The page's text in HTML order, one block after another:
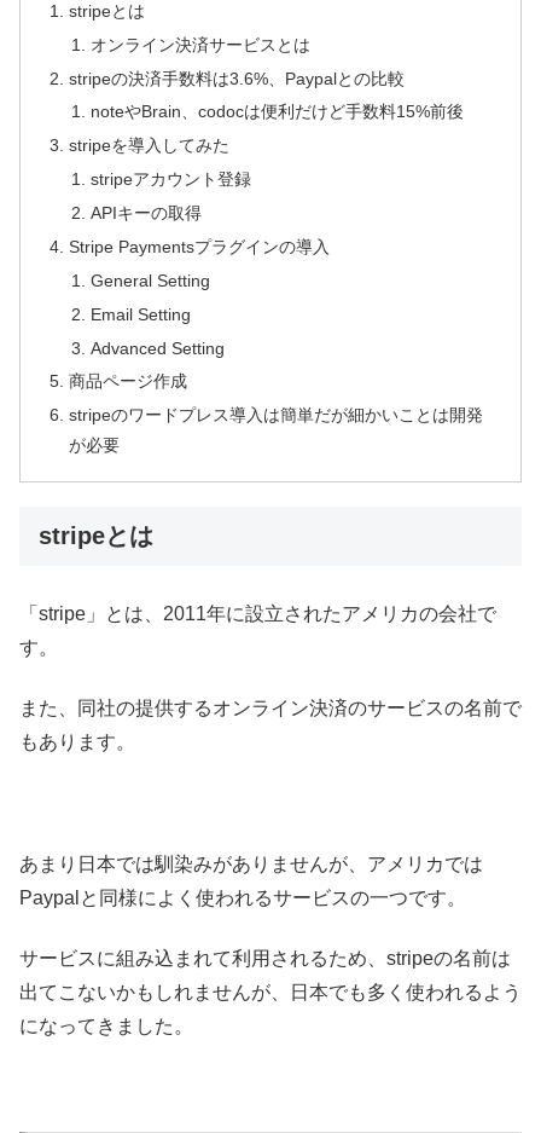
stripeとは
オンライン決済サービスとは
stripeの決済手数料は3.6%、Paypalとの比較
noteやBrain、codocは便利だけど手数料15%前後
stripeを導入してみた
stripeアカウント登録
APIキーの取得
Stripe Paymentsプラグインの導入
General Setting
Email Setting
Advanced Setting
商品ページ作成
stripeのワードプレス導入は簡単だが細かいことは開発
が必要
stripeとは
「stripe」とは、2011年に設立されたアメリカの会社で
す。
また、同社の提供するオンライン決済のサービスの名前で
もあります。
あまり日本では馴染みがありませんが、アメリカでは
Paypalと同様によく使われるサービスの一つです。
サービスに組み込まれて利用されるため、stripeの名前は
出てこないかもしれませんが、日本でも多く使われるよう
になってきました。